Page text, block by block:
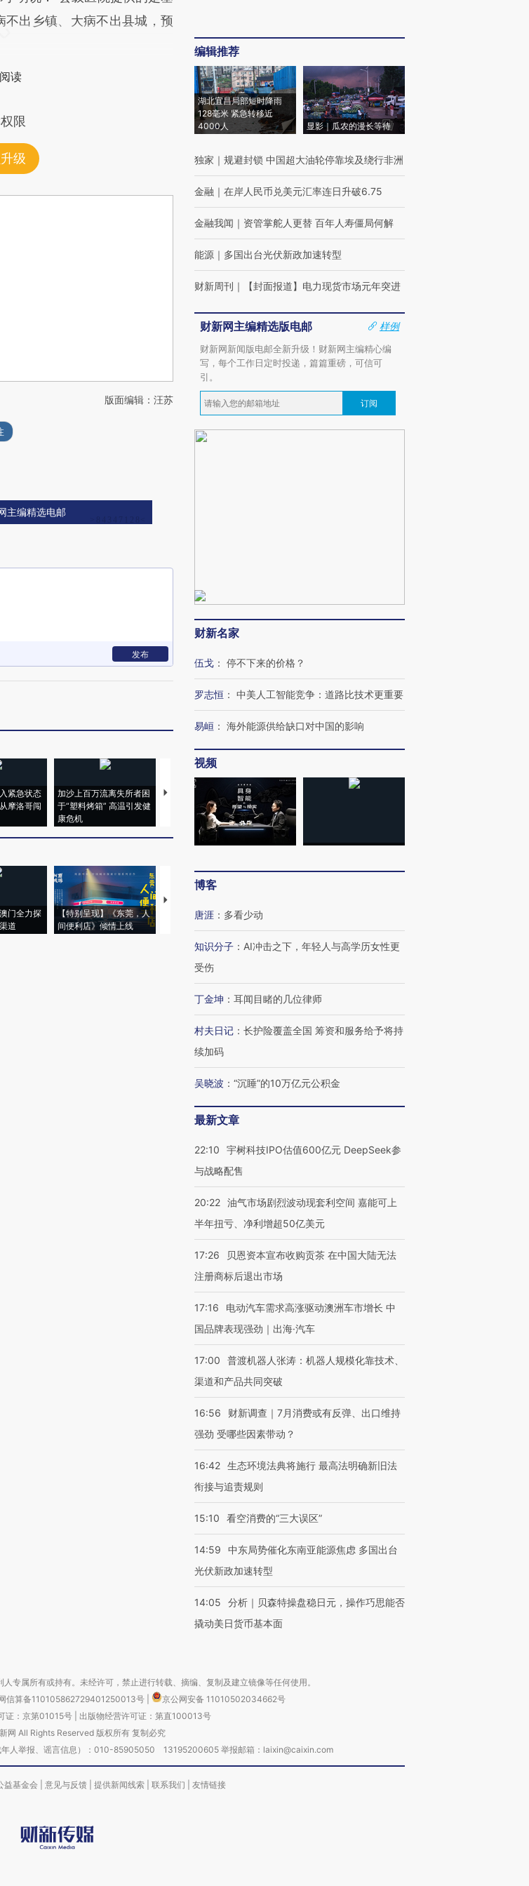
出乡镇、大病不出县城，预
读
限
级
版面编辑：汪苏
主编精选电邮
发布
紧急状态
摩洛哥闯
加沙上百万流离失所者困
于“塑料烤箱” 高温引发健
康危机
视线｜HYROX的吸金
术：是什么让中产们甘
心“花钱找虐”？
粒摇头丸 尿检体内含3种
毒品
门全力探
道
【特别呈现】《东莞，人
间便利店》倾情上线
【推广】走进第四届链博
会，让数智科技“链”接产
编辑推荐
湖北宜昌局部短时降雨
128毫米 紧急转移近
4000人
显影｜瓜农的漫长等待
独家 ｜ 规避封锁 中国超大油轮停靠埃及绕行非洲
金融 ｜ 在岸人民币兑美元汇率连日升破6.75
金融我闻 ｜ 资管掌舵人更替 百年人寿僵局何解
能源 ｜ 多国出台光伏新政加速转型
财新周刊 ｜ 【封面报道】电力现货市场元年突进
财新网主编精选版电邮
样例
财新网新闻版电邮全新升级！财新网主编精心编
写，每个工作日定时投递，篇篇重磅，可信可
引。
订阅
财新名家
伍戈 ： 停不下来的价格？
罗志恒 ： 中美人工智能竞争：道路比技术更重要
易峘 ： 海外能源供给缺口对中国的影响
视频
博客
唐涯 ： 多看少动
知识分子 ： AI冲击之下，年轻人与高学历女性更
受伤
丁金坤 ： 耳闻目睹的几位律师
村夫日记 ： 长护险覆盖全国 筹资和服务给予将持
续加码
吴晓波 ： “沉睡”的10万亿元公积金
最新文章
22:10
宇树科技IPO估值600亿元 DeepSeek参
与战略配售
20:22 油气市场剧烈波动现套利空间 嘉能可上
半年扭亏、净利增超50亿美元
17:26
贝恩资本宣布收购贡茶 在中国大陆无法
注册商标后退出市场
17:16
电动汽车需求高涨驱动澳洲车市增长 中
国品牌表现强劲｜出海·汽车
17:00
普渡机器人张涛：机器人规模化靠技术、
渠道和产品共同突破
16:56
财新调查｜7月消费或有反弹、出口维持
强劲 受哪些因素带动？
16:42 生态环境法典将施行 最高法明确新旧法
衔接与追责规则
15:10 看空消费的“三大误区”
14:59
中东局势催化东南亚能源焦虑 多国出台
光伏新政加速转型
14:05
分析｜贝森特操盘稳日元，操作巧思能否
撬动美日货币基本面
专属所有或持有。未经许可，禁止进行转载、摘编、复制及建立镜像等任何使用。
信算备110105862729401250013号
京公网安备 11010502034662号
证：京第01015号| 出版物经营许可证：第直100013号
网 All Rights Reserved 版权所有 复制必究
年人举报、谣言信息）：010-85905050 13195200605 举报邮箱：laixin@caixin.com
益基金会 意见与反馈 提供新闻线索 联系我们 友情链接